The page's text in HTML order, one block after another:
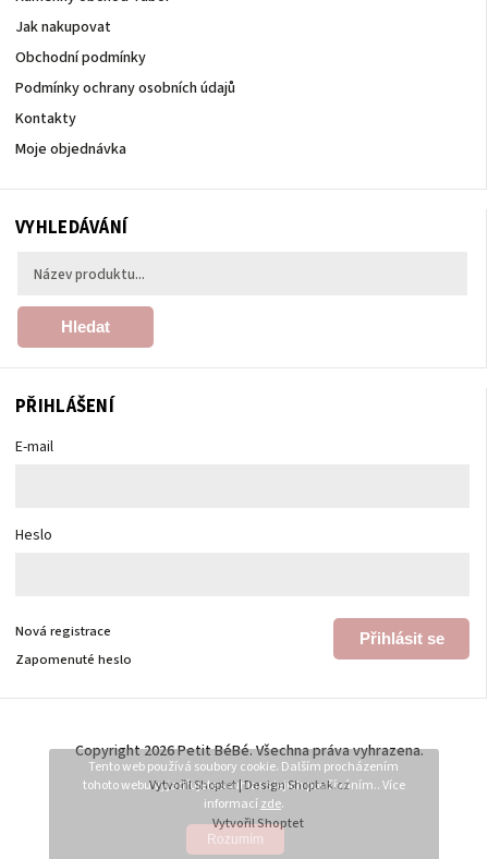
Tento web používá soubory cookie. Dalším procházením
tohoto webu vyjadřujete souhlas s jejich používáním.. Více
informacízde.
Rozumím
Jak nakupovat
Obchodní podmínky
Podmínky ochrany osobních údajů
Kontakty
Moje objednávka
VYHLEDÁVÁNÍ
Hledat
PŘIHLÁŠENÍ
E-mail
Heslo
Přihlásit se
Nová registrace
Zapomenuté heslo
Vytvořil Shoptet
Copyright 2026Petit BéBé. Všechna práva vyhrazena.
VytvořilShoptet| DesignShoptak.cz